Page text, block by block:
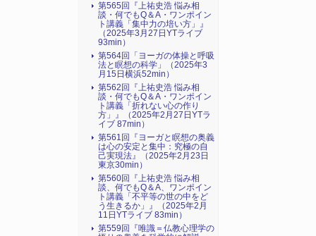
第565回『上祐史浩 悩み相
談・何でもQ＆A・ワンポイン
ト講義「集中力の培い方」』
（2025年3月27日YTライブ
93min）
第564回「ヨーガの体操と呼吸
法と瞑想の科学」（2025年3
月15日横浜52min）
第562回『上祐史浩 悩み相
談・何でもQ＆A・ワンポイン
ト講義「折れない心の作り
方」』（2025年2月27日YTラ
イブ 87min）
第561回『ヨーガと瞑想の奥義
は心の安定と集中：究極の自
己実現法』（2025年2月23日
東京30min）
第560回『上祐史浩 悩み相
談、何でもQ＆A、ワンポイン
ト講義「不平等の世の中をど
う生きるか」』（2025年2月
11日YTライブ 83min）
第559回『唯識＝仏教心理学の